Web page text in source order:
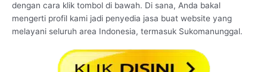
dengan cara klik tombol di bawah. Di sana, Anda bakal
mengerti profil kami jadi penyedia jasa buat website yang
melayani seluruh area Indonesia, termasuk Sukomanunggal.